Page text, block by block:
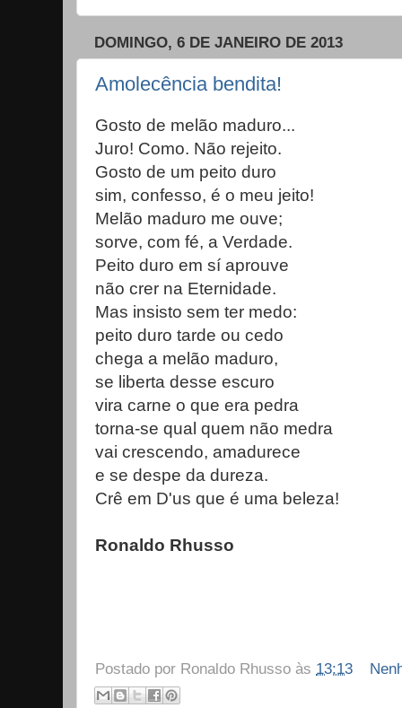
DOMINGO, 6 DE JANEIRO DE 2013
Amolecência bendita!
Gosto de melão maduro...
Juro! Como. Não rejeito.
Gosto de um peito duro
sim, confesso, é o meu jeito!
Melão maduro me ouve;
sorve, com fé, a Verdade.
Peito duro em sí aprouve
não crer na Eternidade.
Mas insisto sem ter medo:
peito duro tarde ou cedo
chega a melão maduro,
se liberta desse escuro
vira carne o que era pedra
torna-se qual quem não medra
vai crescendo, amadurece
e se despe da dureza.
Crê em D'us que é uma beleza!
Ronaldo Rhusso
Postado por Ronaldo Rhusso às 13:13